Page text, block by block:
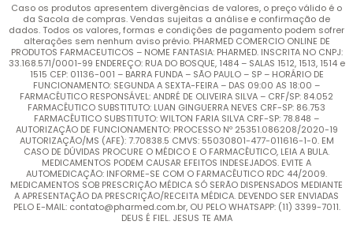
Caso os produtos apresentem divergências de valores, o preço válido é o
da Sacola de compras. Vendas sujeitas a análise e confirmação de
dados. Todos os valores, formas e condições de pagamento podem sofrer
alterações sem nenhum aviso prévio. PHARMED COMERCIO ONLINE DE
PRODUTOS FARMACEUTICOS – NOME FANTASIA: PHARMED. INSCRITA NO CNPJ:
33.168.571/0001-99 ENDEREÇO: RUA DO BOSQUE, 1484 – SALAS 1512, 1513, 1514 e
1515 CEP: 01136-001 – BARRA FUNDA – SÃO PAULO – SP – HORÁRIO DE
FUNCIONAMENTO: SEGUNDA A SEXTA-FEIRA – DAS 09:00 AS 18:00 –
FARMACÊUTICO RESPONSÁVEL: ANDRÉ DE OLIVEIRA SILVA – CRF/SP: 84.052
FARMACÊUTICO SUBSTITUTO: LUAN GINGUERRA NEVES CRF-SP: 86.753
FARMACÊUTICO SUBSTITUTO: WILTON FARIA SILVA CRF-SP: 78.848 –
AUTORIZAÇÃO DE FUNCIONAMENTO: PROCESSO Nº 25351.086208/2020-19
AUTORIZAÇÃO/MS (AFE): 7.70838.5 CMVS: 55030801-477-011616-1-0. EM
CASO DE DÚVIDAS PROCURE O MÉDICO E O FARMACÊUTICO, LEIA A BULA.
MEDICAMENTOS PODEM CAUSAR EFEITOS INDESEJADOS. EVITE A
AUTOMEDICAÇÃO: INFORME-SE COM O FARMACÊUTICO RDC 44/2009.
MEDICAMENTOS SOB PRESCRIÇÃO MÉDICA SÓ SERÃO DISPENSADOS MEDIANTE
A APRESENTAÇÃO DA PRESCRIÇÃO/RECEITA MÉDICA. DEVENDO SER ENVIADAS
PELO E-MAIL: contato@pharmed.com.br, OU PELO WHATSAPP: (11) 3399-7011.
DEUS É FIEL. JESUS TE AMA